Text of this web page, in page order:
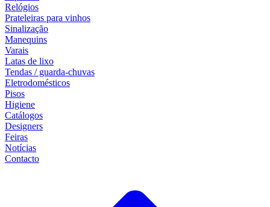
Relógios
Prateleiras para vinhos
Sinalização
Manequins
Varais
Latas de lixo
Tendas / guarda-chuvas
Eletrodomésticos
Pisos
Higiene
Catálogos
Designers
Feiras
Notícias
Contacto